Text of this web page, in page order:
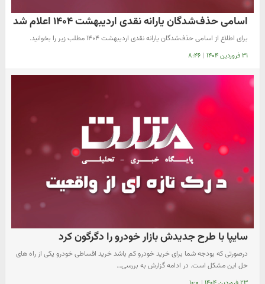
اسامی حذف‌شدگان یارانه نقدی اردیبهشت ۱۴۰۴ اعلام شد
برای اطلاع از اسامی حذف‌شدگان یارانه نقدی اردیبهشت ۱۴۰۴ مطلب زیر را بخوانید.
۳۱ فروردین ۱۴۰۴ | ۸:۴۶
سایپا با طرح جدیدش بازار خودرو را دگرگون کرد
درصورتی که بودجه شما برای خرید خودرو کم باشد خرید اقساطی خودرو یکی از راه های
حل این مشکل است. در ادامه گزارش به بررسی…